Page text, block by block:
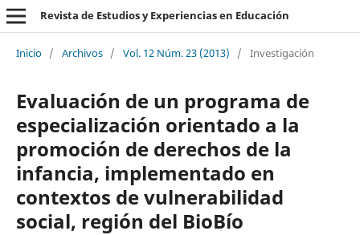
Revista de Estudios y Experiencias en Educación
Inicio / Archivos / Vol. 12 Núm. 23 (2013) / Investigación
Evaluación de un programa de
especialización orientado a la
promoción de derechos de la
infancia, implementado en
contextos de vulnerabilidad
social, región del BioBío